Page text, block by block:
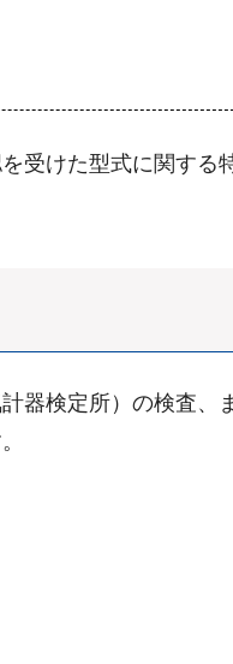
受けた型式に関する
器検定所）の検査、